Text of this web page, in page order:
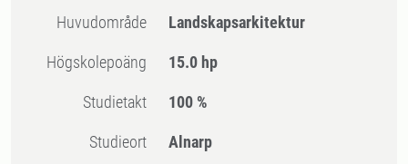
Huvudområde Landskapsarkitektur
högskolepoäng 15.0 hp
Studietakt 100 %
Studieort Alnarp